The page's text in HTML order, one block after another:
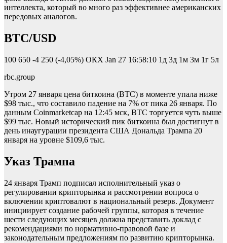
интеллекта, который во много раз эффективнее американских
передовых аналогов.
BTC/USD
100 650 -4 250 (-4,05%) ОКХ Jan 27 16:58:10 1д 3д 1м 3м 1г 5л
rbc.group
Утром 27 января цена биткоина (BTC) в моменте упала ниже
$98 тыс., что составило падение на 7% от пика 26 января. По
данным Coinmarketcap на 12:45 мск, BTC торгуется чуть выше
$99 тыс. Новый исторический пик биткоина был достигнут в
день инаугурации президента США Дональда Трампа 20
января на уровне $109,6 тыс.
Указ Трампа
24 января Трамп подписал исполнительный указ о
регулировании крипторынка и рассмотрении вопроса о
включении криптовалют в национальный резерв. Документ
инициирует создание рабочей группы, которая в течение
шести следующих месяцев должна представить доклад с
рекомендациями по нормативно-правовой базе и
законодательным предложениям по развитию крипторынка.